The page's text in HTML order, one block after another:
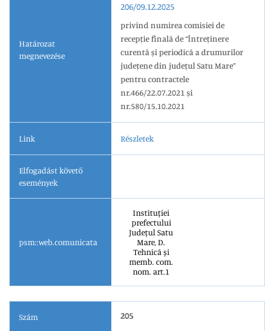
Határozat
megnevezése
206/09.12.2025
privind numirea comisiei de
recepție finală de “Întreținere
curentă și periodică a drumurilor
județene din județul Satu Mare”
pentru contractele
nr.466/22.07.2021 și
nr.580/15.10.2021
Link Részletek
Elfogadást követő
események
psm::web.comunicata
Instituției
prefectului
Județul Satu
Mare, D.
Tehnică și
memb. com.
nom. art.1
Szám 205